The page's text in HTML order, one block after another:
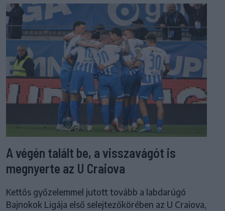
A végén talált be, a visszavágót is
megnyerte az U Craiova
Kettős győzelemmel jutott tovább a labdarúgó
Bajnokok Ligája első selejtezőkörében az U Craiova,